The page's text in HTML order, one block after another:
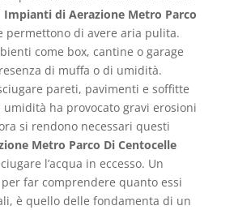
Impianti di Aerazione Metro Parco
permettono di avere aria pulita.
come box, cantine o garage
di muffa o di umidità.
pareti, pavimenti e soffitte
ha provocato gravi erosioni
si rendono necessari questi
Metro Parco Di Centocelle
l’acqua in eccesso. Un
far comprendere quanto essi
è quello delle fondamenta di un